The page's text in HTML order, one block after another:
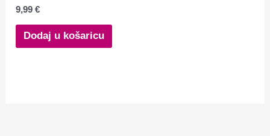
9,99€
Dodaj u košaricu